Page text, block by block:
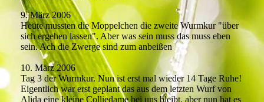
9. März 2006
Heute mussten die Moppelchen die zweite Wurmkur "über
sich ergehen lassen". Aber was sein muss das muss eben
sein. Ach die Zwerge sind zum anbeißen
10. März 2006
Tag 3 der Wurmkur. Nun ist erst mal wieder 14 Tage Ruhe!
Eigentlich war erst geplant das aus dem letzten Wurf von
Alida eine kleine Colliedame bei uns bleibt, aber nun hat es